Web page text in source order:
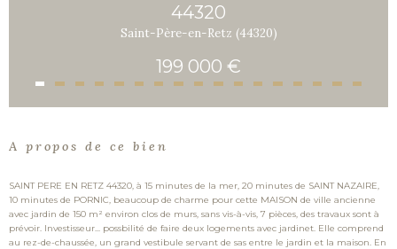
44320
Saint-Père-en-Retz (44320)
199 000 €
A propos de ce bien
SAINT PERE EN RETZ 44320, à 15 minutes de la mer, 20 minutes de SAINT NAZAIRE,
10 minutes de PORNIC, beaucoup de charme pour cette MAISON de ville ancienne
avec jardin de 150 m² environ clos de murs, sans vis-à-vis, 7 pièces, des travaux sont à
prévoir. Investisseur... possbilité de faire deux logements avec jardinet. Elle comprend
au rez-de-chaussée, un grand vestibule servant de sas entre le jardin et la maison. En